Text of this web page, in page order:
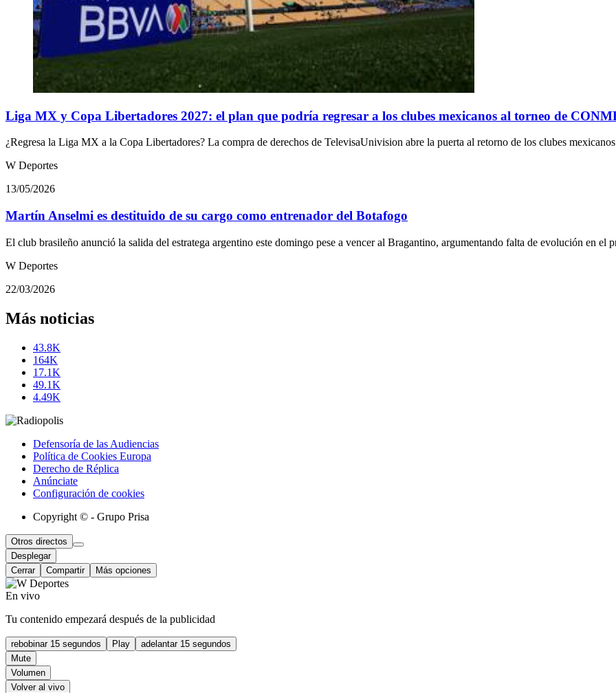
Liga MX y Copa Libertadores 2027: el plan que podría regresar a los clubes mexicanos al torneo de
¿Regresa la Liga MX a la Copa Libertadores? La compra de derechos de TelevisaUnivision abre la puerta al retorno de los clubes
W Deportes
13/05/2026
Martín Anselmi es destituido de su cargo como entrenador del Botafogo
El club brasileño anunció la salida del estratega argentino este domingo pese a vencer al Bragantino, argumentando falta de evolución en el
W Deportes
22/03/2026
Más noticias
43.8K
164K
17.1K
49.1K
4.49K
Defensoría de las Audiencias
Política de Cookies Europa
Derecho de Réplica
Anúnciate
Configuración de cookies
Copyright © - Grupo Prisa
Otros directos
Desplegar
Cerrar
Compartir Más opciones
En vivo
Tu contenido empezará después de la publicidad
rebobinar 15 segundos Play
adelantar 15 segundos
Mute
Volumen
Volver al vivo